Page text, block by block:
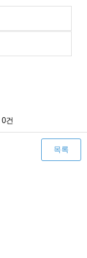
0건
목록